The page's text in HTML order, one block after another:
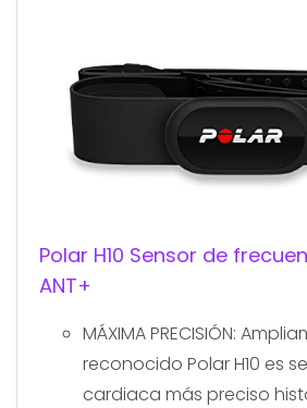
Polar H10 Sensor de
ANT+
MÁXIMA PRECISIÓN:
reconocido Polar H10 es
cardiaca más preciso